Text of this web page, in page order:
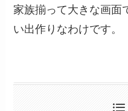
家族揃って大きな画面
い出作りなわけです。